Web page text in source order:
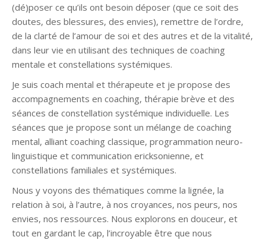
(dé)poser ce qu’ils ont besoin déposer (que ce soit des
doutes, des blessures, des envies), remettre de l’ordre,
de la clarté de l’amour de soi et des autres et de la vitalité,
dans leur vie en utilisant des techniques de coaching
mentale et constellations systémiques.
Je suis coach mental et thérapeute et je propose des
accompagnements en coaching, thérapie brève et des
séances de constellation systémique individuelle. Les
séances que je propose sont un mélange de coaching
mental, alliant coaching classique, programmation neuro-
linguistique et communication ericksonienne, et
constellations familiales et systémiques.
Nous y voyons des thématiques comme la lignée, la
relation à soi, à l’autre, à nos croyances, nos peurs, nos
envies, nos ressources. Nous explorons en douceur, et
tout en gardant le cap, l’incroyable être que nous